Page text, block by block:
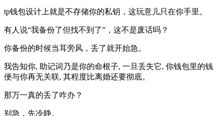
tp钱包设计上就是不存储你的私钥，这玩意儿只在你手里。
有人说“我备份了但找不到了”，这不是废话吗？
你备份的时候当耳旁风，丢了就开始急。
我告知你, 助记词乃是你‌的命根子, 一旦丢失它, 你钱包里的钱
便与你再无关联,⁠ 其程度比​离婚还要彻底。‍
那万一真的丢了咋办？
别急，先冷静。